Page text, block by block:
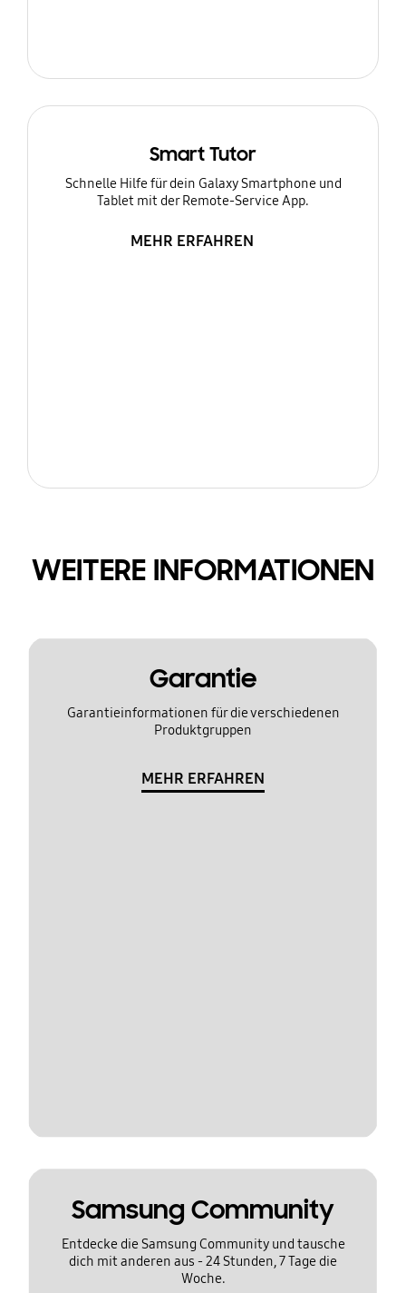
Smart Tutor
Schnelle Hilfe für dein Galaxy Smartphone und
Tablet mit der Remote-Service App.
MEHR ERFAHREN
WEITERE INFORMATIONEN
Garantie
Garantieinformationen für die verschiedenen
Produktgruppen
MEHR ERFAHREN
Samsung Community
Entdecke die Samsung Community und tausche
dich mit anderen aus - 24 Stunden, 7 Tage die
Woche.